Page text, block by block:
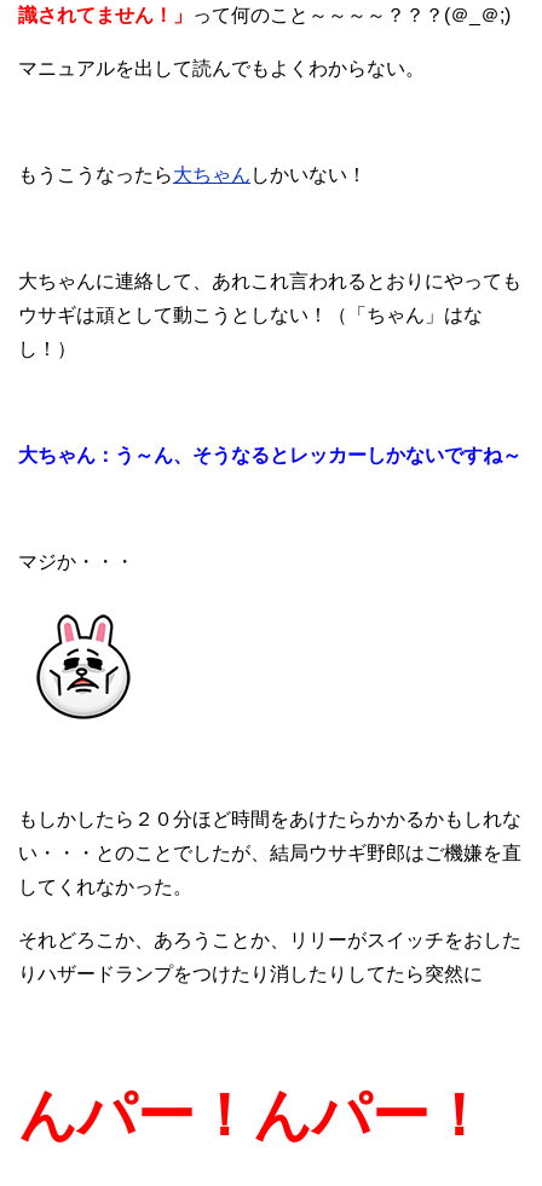
識されてません！」 って何のこと～～～～？？？(＠_＠;)
マニュアルを出して読んでもよくわからない。
もうこうなったら大ちゃん しかいない！
大ちゃんに連絡して、あれこれ言われるとおりにやっても
ウサギは頑として動こうとしない！（「ちゃん」はな
し！）
大ちゃん：う～ん、そうなるとレッカーしかないですね～
マジか・・・
もしかしたら２０分ほど時間をあけたらかかるかもしれな
い・・・とのことでしたが、結局ウサギ野郎はご機嫌を直
してくれなかった。
それどろこか、あろうことか、リリーがスイッチをおした
りハザードランプをつけたり消したりしてたら突然に
んパー！んパー！